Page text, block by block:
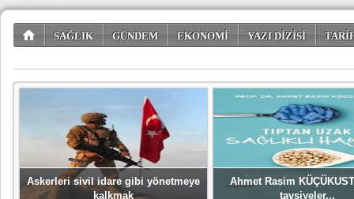
SAĞLIK GÜNDEM EKONOMİ YAZI DİZİSİ
Askerleri sivil idare gibi yönetmeye
kalkmak
Ahmet Rasim
tavsiyeler...